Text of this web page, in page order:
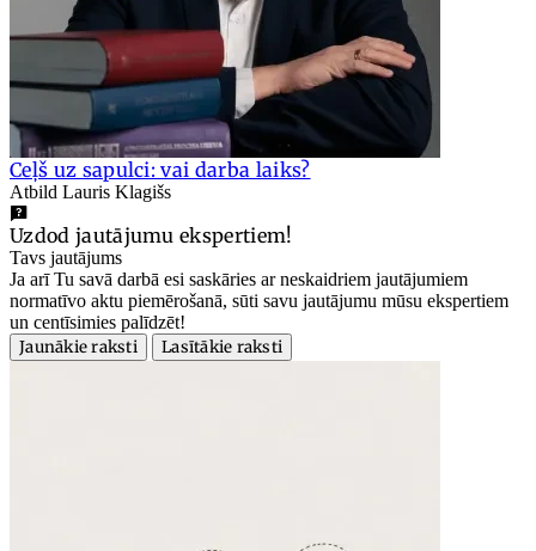
Ceļš uz sapulci: vai darba laiks?
Atbild Lauris Klagišs
Uzdod jautājumu ekspertiem!
Tavs jautājums
Ja arī Tu savā darbā esi saskāries ar neskaidriem jautājumiem
normatīvo aktu piemērošanā, sūti savu jautājumu mūsu ekspertiem
un centīsimies palīdzēt!
Jaunākie raksti
Lasītākie raksti